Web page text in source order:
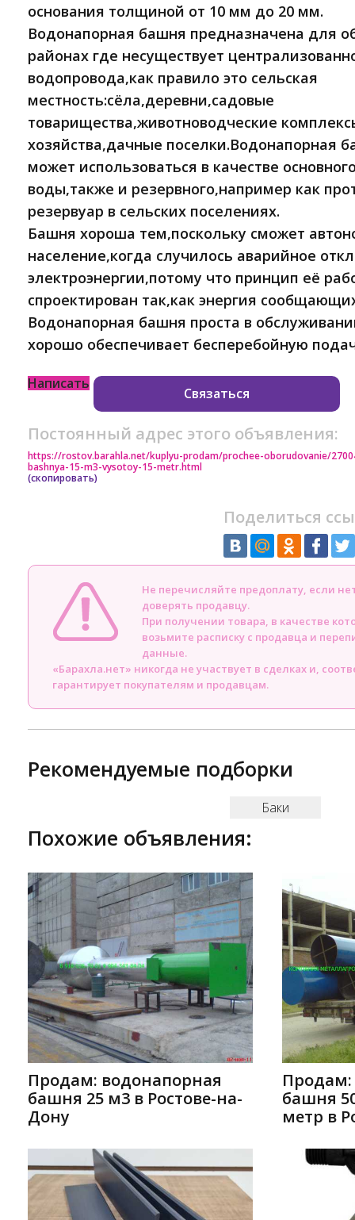
основания толщиной от 10 мм до 20 мм.
Водонапорная башня предназначена для
районах где несуществует
водопровода,как правило это сельская
местность:сёла,деревни,садовые
товарищества,животноводческие
хозяйства,дачные поселки.Водонапорная
может использоваться в качестве
воды,также и резервного,например как
резервуар в сельских поселениях.
Башня хороша тем,поскольку сможет
население,когда случилось аварийное
электроэнергии,потому что принцип её
спроектирован так,как энергия
Водонапорная башня проста в
хорошо обеспечивает бесперебойную
Написать
Связаться
Постоянный адрес этого объявления:
https://rostov.barahla.net/kuplyu-prodam/prochee-oborudovanie/
bashnya-15-m3-vysotoy-15-metr.html
(скопировать)
Поделиться
Не перечисляйте предоплату, если
доверять продавцу.
При получении товара, в качестве
возьмите расписку с продавца и
данные.
«Барахла.нет» никогда не участвует в сделках и,
гарантирует покупателям и продавцам.
Рекомендуемые подборки
Баки
Похожие объявления:
Продам: водонапорная
башня 25 м3 в Ростове-на-
Дону
Продам:
башня
метр в